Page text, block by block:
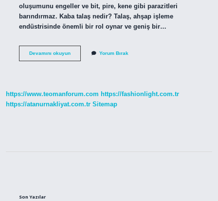
oluşumunu engeller ve bit, pire, kene gibi parazitleri
barındırmaz. Kaba talaş nedir? Talaş, ahşap işleme
endüstrisinde önemli bir rol oynar ve geniş bir…
Devamını okuyunRende
Yorum Bırak
https://www.teomanforum.com https://fashionlight.com.tr
https://atanurnakliyat.com.tr Sitemap
Son Yazılar